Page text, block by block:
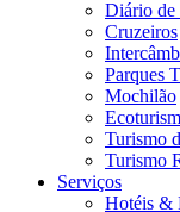
Diário de
Cruzeiros
Parques
Mochilão
Turismo
Turismo
Serviços
Hotéis &